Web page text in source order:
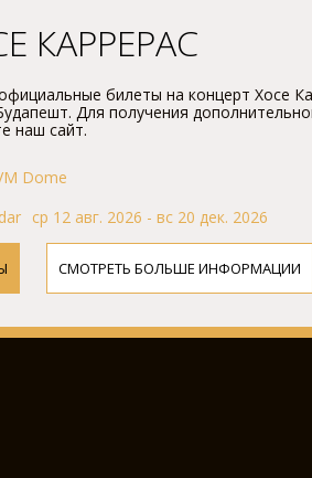
КАРРЕРАС
билеты на концерт Хосе
Для получения
наш сайт.
Dome
ср 12 авг. 2026 - вс 20 дек. 2026
СМОТРЕТЬ БОЛЬШЕ ИНФОРМАЦИИ